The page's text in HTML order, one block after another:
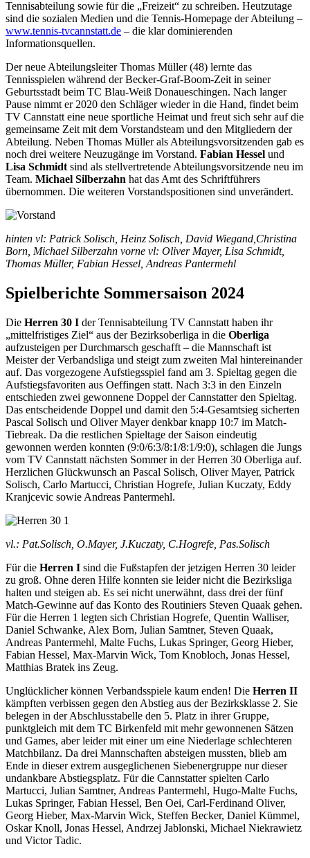
Tennisabteilung sowie für die „Freizeit“ zu schreiben. Heutzutage
sind die sozialen Medien und die Tennis-Homepage der Abteilung –
www.tennis-tvcannstatt.de – die klar dominierenden
Informationsquellen.
Der neue Abteilungsleiter Thomas Müller (48) lernte das
Tennisspielen während der Becker-Graf-Boom-Zeit in seiner
Geburtsstadt beim TC Blau-Weiß Donaueschingen. Nach langer
Pause nimmt er 2020 den Schläger wieder in die Hand, findet beim
TV Cannstatt eine neue sportliche Heimat und freut sich sehr auf die
gemeinsame Zeit mit dem Vorstandsteam und den Mitgliedern der
Abteilung. Neben Thomas Müller als Abteilungsvorsitzenden gab es
noch drei weitere Neuzugänge im Vorstand. Fabian Hessel und
Lisa Schmidt sind als stellvertretende Abteilungsvorsitzende neu im
Team. Michael Silberzahn hat das Amt des Schriftführers
übernommen. Die weiteren Vorstandspositionen sind unverändert.
hinten vl: Patrick Solisch, Heinz Solisch, David Wiegand,Christina
Born, Michael Silberzahn vorne vl: Oliver Mayer, Lisa Schmidt,
Thomas Müller, Fabian Hessel, Andreas Pantermehl
Spielberichte Sommersaison 2024
Die Herren 30 I der Tennisabteilung TV Cannstatt haben ihr
„mittelfristiges Ziel“ aus der Bezirksoberliga in die Oberliga
aufzusteigen per Durchmarsch geschafft – die Mannschaft ist
Meister der Verbandsliga und steigt zum zweiten Mal hintereinander
auf. Das vorgezogene Aufstiegsspiel fand am 3. Spieltag gegen die
Aufstiegsfavoriten aus Oeffingen statt. Nach 3:3 in den Einzeln
entschieden zwei gewonnene Doppel der Cannstatter den Spieltag.
Das entscheidende Doppel und damit den 5:4-Gesamtsieg sicherten
Pascal Solisch und Oliver Mayer denkbar knapp 10:7 im Match-
Tiebreak. Da die restlichen Spieltage der Saison eindeutig
gewonnen werden konnten (9:0/6:3/8:1/8:1/9:0), schlagen die Jungs
vom TV Cannstatt nächsten Sommer in der Herren 30 Oberliga auf.
Herzlichen Glückwunsch an Pascal Solisch, Oliver Mayer, Patrick
Solisch, Carlo Martucci, Christian Hogrefe, Julian Kuczaty, Eddy
Kranjcevic sowie Andreas Pantermehl.
vl.: Pat.Solisch, O.Mayer, J.Kuczaty, C.Hogrefe, Pas.Solisch
Für die Herren I sind die Fußstapfen der jetzigen Herren 30 leider
zu groß. Ohne deren Hilfe konnten sie leider nicht die Bezirksliga
halten und steigen ab. Es sei nicht unerwähnt, dass drei der fünf
Match-Gewinne auf das Konto des Routiniers Steven Quaak gehen.
Für die Herren 1 legten sich Christian Hogrefe, Quentin Walliser,
Daniel Schwanke, Alex Born, Julian Samtner, Steven Quaak,
Andreas Pantermehl, Malte Fuchs, Lukas Springer, Georg Hieber,
Fabian Hessel, Max-Marvin Wick, Tom Knobloch, Jonas Hessel,
Matthias Bratek ins Zeug.
Unglücklicher können Verbandsspiele kaum enden! Die Herren II
kämpften verbissen gegen den Abstieg aus der Bezirksklasse 2. Sie
belegen in der Abschlusstabelle den 5. Platz in ihrer Gruppe,
punktgleich mit dem TC Birkenfeld mit mehr gewonnenen Sätzen
und Games, aber leider mit einer um eine Niederlage schlechteren
Matchbilanz. Da drei Mannschaften absteigen mussten, blieb am
Ende in dieser extrem ausgeglichenen Siebenergruppe nur dieser
undankbare Abstiegsplatz. Für die Cannstatter spielten Carlo
Martucci, Julian Samtner, Andreas Pantermehl, Hugo-Malte Fuchs,
Lukas Springer, Fabian Hessel, Ben Oei, Carl-Ferdinand Oliver,
Georg Hieber, Max-Marvin Wick, Steffen Becker, Daniel Kümmel,
Oskar Knoll, Jonas Hessel, Andrzej Jablonski, Michael Niekrawietz
und Victor Tadic.